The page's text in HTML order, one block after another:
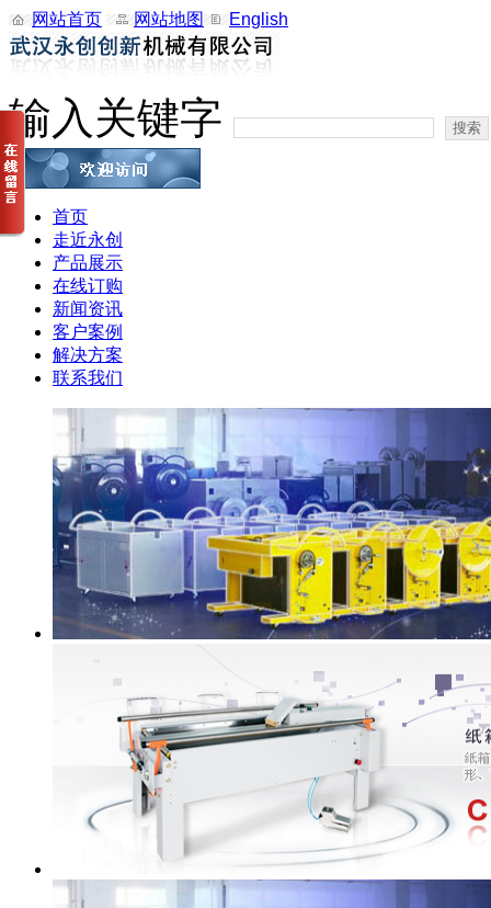
网站首页 网站地图 English
输入关键字
首页
走近永创
产品展示
在线订购
新闻资讯
客户案例
解决方案
联系我们